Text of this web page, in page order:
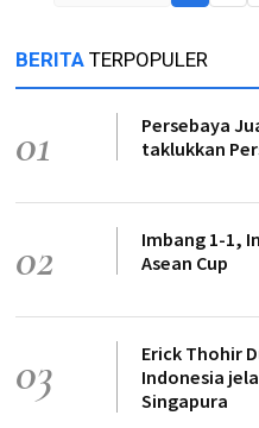
BERITA TERPOPULER
01
Persebaya
taklukkan
02
Imbang 1-1,
Asean Cup
03
Erick Thohir
Indonesia
Singapura